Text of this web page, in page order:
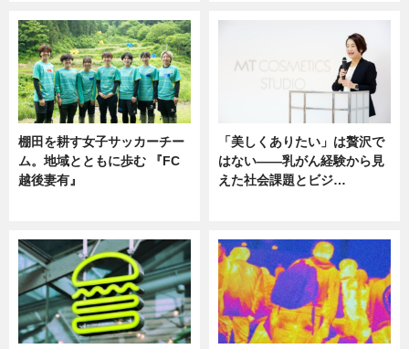
棚田を耕す女子サッカーチー
ム。地域とともに歩む 『FC
越後妻有』
「美しくありたい」は贅沢で
はない――乳がん経験から見
えた社会課題とビジ…